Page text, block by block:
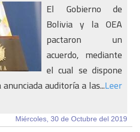
El Gobierno de
Bolivia y la OEA
pactaron un
acuerdo, mediante
el cual se dispone
auditoría a las...Leer
Miércoles, 30 de Octubre del 2019